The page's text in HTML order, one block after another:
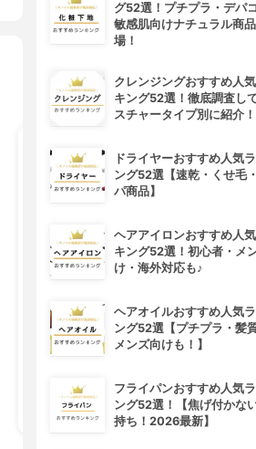
4位
Beauty World(ビューティーワ
ールド)
オイルインキューティクルプッ
3.15(3)
¥364
グ52選！プチプラ・デパ
敏感肌向けナチュラル商
場！
クレンジングおすすめ人
キング52選！徹底調査し
スチャータイプ別に紹介！
ドライヤーおすすめ人気
ング52選【速乾・くせ毛
パ商品】
ヘアアイロンおすすめ人
キング52選！初心者・メ
け・海外対応も♪
ヘアオイルおすすめ人気
ング52選【プチプラ・髪
メンズ向けも！】
フライパンおすすめ人気
ング52選！【焦げ付かな
持ち！2026最新】